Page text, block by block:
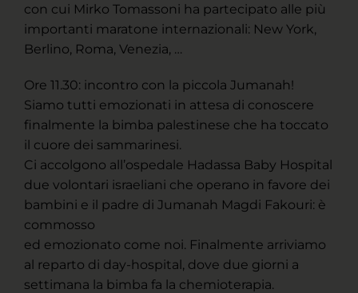
con cui Mirko Tomassoni ha partecipato alle più
importanti maratone internazionali: New York,
Berlino, Roma, Venezia, …
Ore 11.30: incontro con la piccola Jumanah!
Siamo tutti emozionati in attesa di conoscere
finalmente la bimba palestinese che ha toccato
il cuore dei sammarinesi.
Ci accolgono all’ospedale Hadassa Baby Hospital
due volontari israeliani che operano in favore dei
bambini e il padre di Jumanah Magdi Fakouri: è
commosso
ed emozionato come noi. Finalmente arriviamo
al reparto di day-hospital, dove due giorni a
settimana la bimba fa la chemioterapia.